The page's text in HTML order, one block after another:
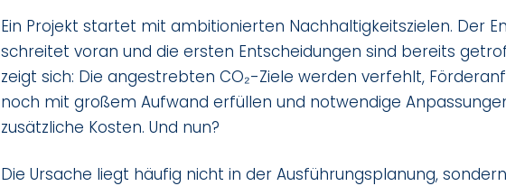
Ein Projekt startet mit ambitionierten Nachhaltigkeitszielen. Der
schreitet voran und die ersten Entscheidungen sind bereits
zeigt sich: Die angestrebten CO₂-Ziele werden verfehlt,
noch mit großem Aufwand erfüllen und notwendige
zusätzliche Kosten. Und nun?
Die Ursache liegt häufig nicht in der Ausführungsplanung,